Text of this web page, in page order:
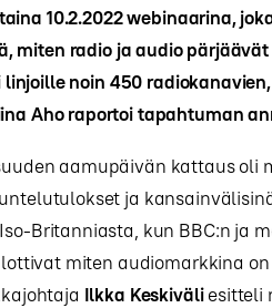
10.2.2022 webinaarina,
miten radio ja audio
linjoille noin 450
Aho raportoi tapahtuman
aamupäivän kattaus oli
ja
Britanniasta, kun BBC:n ja
miten audiomarkkina
Ilkka Keskiväliesitteli